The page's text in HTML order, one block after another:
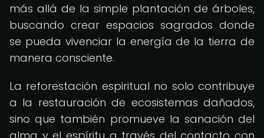
más allá de la simple plantación de árboles,
buscando crear espacios sagrados donde
se pueda vivenciar la energía de la tierra de
manera consciente.
La reforestación espiritual no solo contribuye
a la restauración de ecosistemas dañados,
sino que también promueve la sanación del